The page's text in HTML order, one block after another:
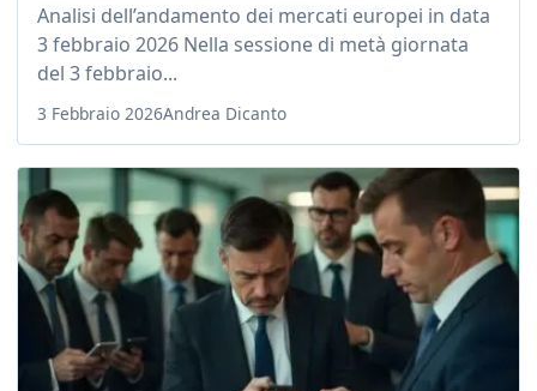
Analisi dell’andamento dei mercati europei in data
3 febbraio 2026 Nella sessione di metà giornata
del 3 febbraio...
3 Febbraio 2026Andrea Dicanto